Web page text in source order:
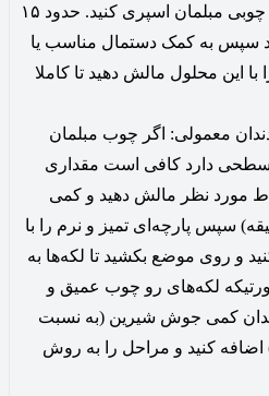
کرده و روی بخش‌های چوبی مبلمان اسپری کنید. حدود ۱۵
سپس به کمک دستمال مناسب یا
این محلول مالش دهید تا کاملا
معمولی: اگر چوب مبلمان
دارد کافی است مقداری
مورد نظر مالش دهید و کمی
(حدود ۱۵ دقیقه) سپس پارچه‌ای تمیز و نرم را با
و روی موضع بکشید تا لکه‌ها به
لکه‌های رو چوب عمیق و
کمی جوش شیرین (به نسبت
اضافه کنید و مراحل را به روش